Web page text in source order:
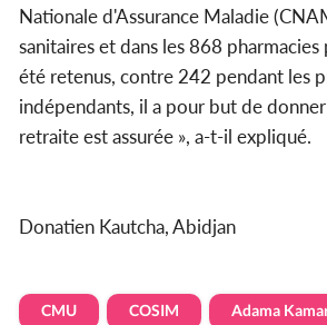
Nationale d'Assurance Maladie
sanitaires et dans les 868
été retenus, contre 242 pendant les
indépendants, il a pour but de
retraite est assurée », a-t-il expliqué.
Donatien Kautcha, Abidjan
CMU COSIM Adama